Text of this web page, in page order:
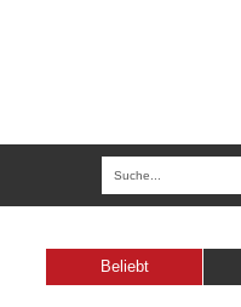
Beliebt